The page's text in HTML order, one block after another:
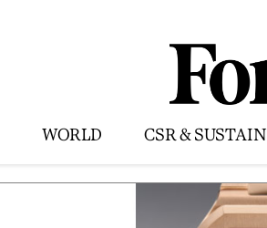
WORLD CSR & SUSTAIN